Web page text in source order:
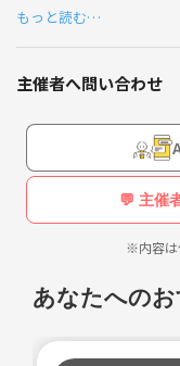
https://
「TikTok」
&_r=1
〈山形剣道サークルの強
多方面の剣道サークル
様々な稽古会、イベン
💪✨
〈活動状況〉
稽古だけでなく、様々な
もっと読む…
主催者へ問い合わせ
💬 主催
※内容は
あなたへの